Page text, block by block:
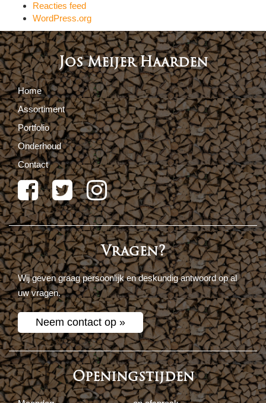
Reacties feed
WordPress.org
Jos Meijer Haarden
Home
Assortiment
Portfolio
Onderhoud
Contact
Vragen?
Wij geven graag persoonlijk en deskundig antwoord op al
uw vragen.
Neem contact op »
Openingstijden